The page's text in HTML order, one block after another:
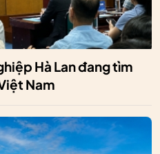
Hà Lan đang tìm
Nam